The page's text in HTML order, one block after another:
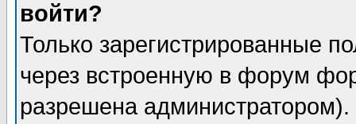
войти?
Только зарегистрированные
через встроенную в форум
разрешена